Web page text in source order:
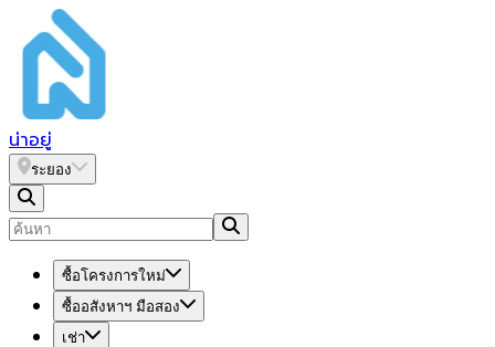
น่าอยู่
ระยอง
ซื้อโครงการใหม่
ซื้ออสังหาฯ มือสอง
เช่า